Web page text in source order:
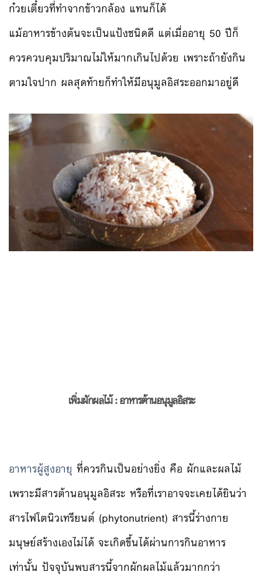
ก๋วยเตี๋ยวที่ทำจากข้าวกล้อง แทนก็ได้
แม้อาหารข้างต้นจะเป็นแป้งชนิดดี แต่เมื่ออายุ 50 ปีก็
ควรควบคุมปริมาณไม่ให้มากเกินไปด้วย เพราะถ้ายังกิน
ตามใจปาก ผลสุดท้ายก็ทำให้มีอนุมูลอิสระออกมาอยู่ดี
เพิ่มผักผลไม้ :อาหารต้านอนุมูลอิสระ
อาหารผู้สูงอายุ ที่ควรกินเป็นอย่างยิ่ง คือ ผักและผลไม้
เพราะมีสารต้านอนุมูลอิสระ หรือที่เราอาจจะเคยได้ยินว่า
สารไฟโตนิวเทรียนต์ (phytonutrient) สารนี้ร่างกาย
มนุษย์สร้างเองไม่ได้ จะเกิดขึ้นได้ผ่านการกินอาหาร
เท่านั้น ปัจจุบันพบสารนี้จากผักผลไม้แล้วมากกว่า